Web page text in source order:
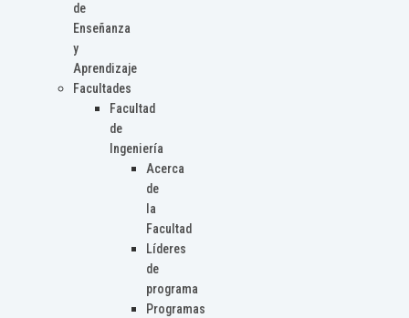
de
Enseñanza
y
Aprendizaje
Facultades
Facultad
de
Ingeniería
Acerca
de
la
Facultad
Líderes
de
programa
Programas